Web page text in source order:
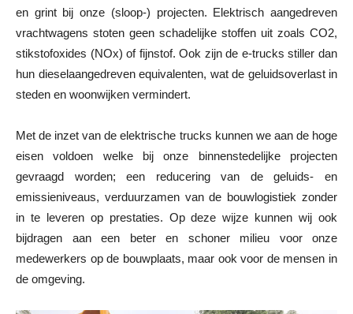
en grint bij onze (sloop-) projecten. Elektrisch aangedreven
vrachtwagens stoten geen schadelijke stoffen uit zoals CO2,
stikstofoxides (NOx) of fijnstof. Ook zijn de e-trucks stiller dan
hun dieselaangedreven equivalenten, wat de geluidsoverlast in
steden en woonwijken vermindert.
Met de inzet van de elektrische trucks kunnen we aan de hoge
eisen voldoen welke bij onze binnenstedelijke projecten
gevraagd worden; een reducering van de geluids- en
emissieniveaus, verduurzamen van de bouwlogistiek zonder
in te leveren op prestaties. Op deze wijze kunnen wij ook
bijdragen aan een beter en schoner milieu voor onze
medewerkers op de bouwplaats, maar ook voor de mensen in
de omgeving.